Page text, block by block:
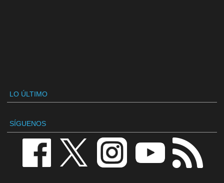
LO ÚLTIMO
SÍGUENOS